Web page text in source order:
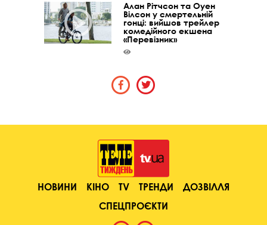
Алан Рітчсон та Оуен
Вілсон у смертельній
гонці: вийшов трейлер
комедійного екшена
«Перевізник»
НОВИНИ КІНО TV ТРЕНДИ
ДОЗВІЛЛЯ
СПЕЦПРОЄКТИ